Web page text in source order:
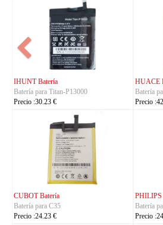
FUJITSU Batería
Batería para RA07503-1091
Precio :24.23 €
KYOCERA Batería
Batería para 5AAXBT134JAA
Precio :24.23 €